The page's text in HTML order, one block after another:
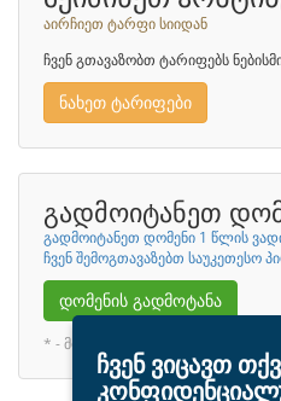
აირჩიეთ ტარფი სიიდან
ჩვენ გთავაზობთ ტარიფებს
ნახეთ ტარიფები
გადმოიტანეთ
გადმოიტანეთ დომენი 1 წლის
ჩვენ შემოგთავაზებთ საუკეთესო
დომენის გადმოტანა
* - მოიცავს ახლახანს
ჩვენ ვიცავთ